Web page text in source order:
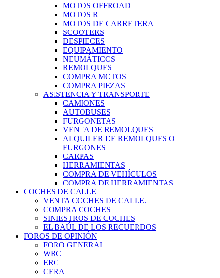
MOTOS OFFROAD
MOTOS R
MOTOS DE CARRETERA
SCOOTERS
DESPIECES
EQUIPAMIENTO
NEUMÁTICOS
REMOLQUES
COMPRA MOTOS
COMPRA PIEZAS
ASISTENCIA Y TRANSPORTE
CAMIONES
AUTOBUSES
FURGONETAS
VENTA DE REMOLQUES
ALQUILER DE REMOLQUES O
FURGONES
CARPAS
HERRAMIENTAS
COMPRA DE VEHÍCULOS
COMPRA DE HERRAMIENTAS
COCHES DE CALLE
VENTA COCHES DE CALLE.
COMPRA COCHES
SINIESTROS DE COCHES
EL BAÚL DE LOS RECUERDOS
FOROS DE OPINIÓN
FORO GENERAL
WRC
ERC
CERA